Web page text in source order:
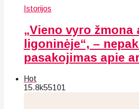
Istorijos
„Vieno vyro žmona
ligoninėje“, –
pasakojimas apie
Hot
15.8k55101